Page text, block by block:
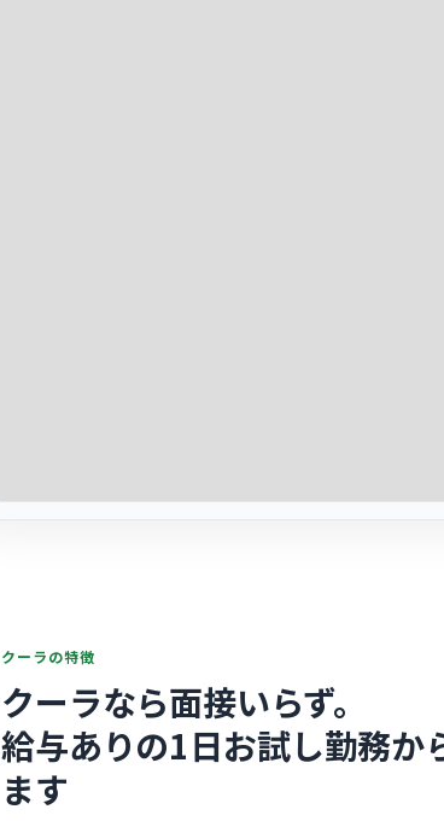
クーラの特徴
クーラなら面接いらず。
給与ありの1日お試し勤務か
ます